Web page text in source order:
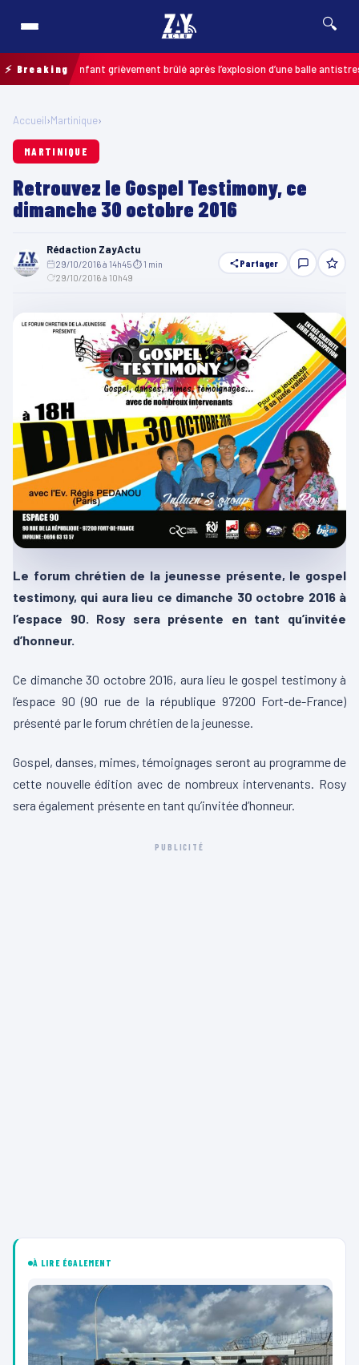
🔍
⚡ Breaking
: un enfant grièvement brûlé après l’explosion d’une balle antistress
Accueil›Martinique›
MARTINIQUE
Retrouvez le Gospel Testimony, ce
dimanche 30 octobre 2016
Rédaction ZayActu
29/10/2016 à 14h45⏱ 1 min
29/10/2016 à 10h49
Partager
Le forum chrétien de la jeunesse présente, le gospel
testimony, qui aura lieu ce dimanche 30 octobre 2016 à
l’espace 90. Rosy sera présente en tant qu’invitée
d’honneur.
Ce dimanche 30 octobre 2016, aura lieu le gospel testimony à
l’espace 90 (90 rue de la république 97200 Fort-de-France)
présenté par le forum chrétien de la jeunesse.
Gospel, danses, mimes, témoignages seront au programme de
cette nouvelle édition avec de nombreux intervenants. Rosy
sera également présente en tant qu’invitée d’honneur.
PUBLICITÉ
À LIRE ÉGALEMENT